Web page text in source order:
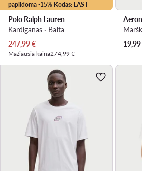
papildoma -15% Kodas: LAST
Polo Ralph Lauren
Kardiganas · Balta
Dabartinė kaina
247,99€
Mažiausia kaina274,99 €
19,99